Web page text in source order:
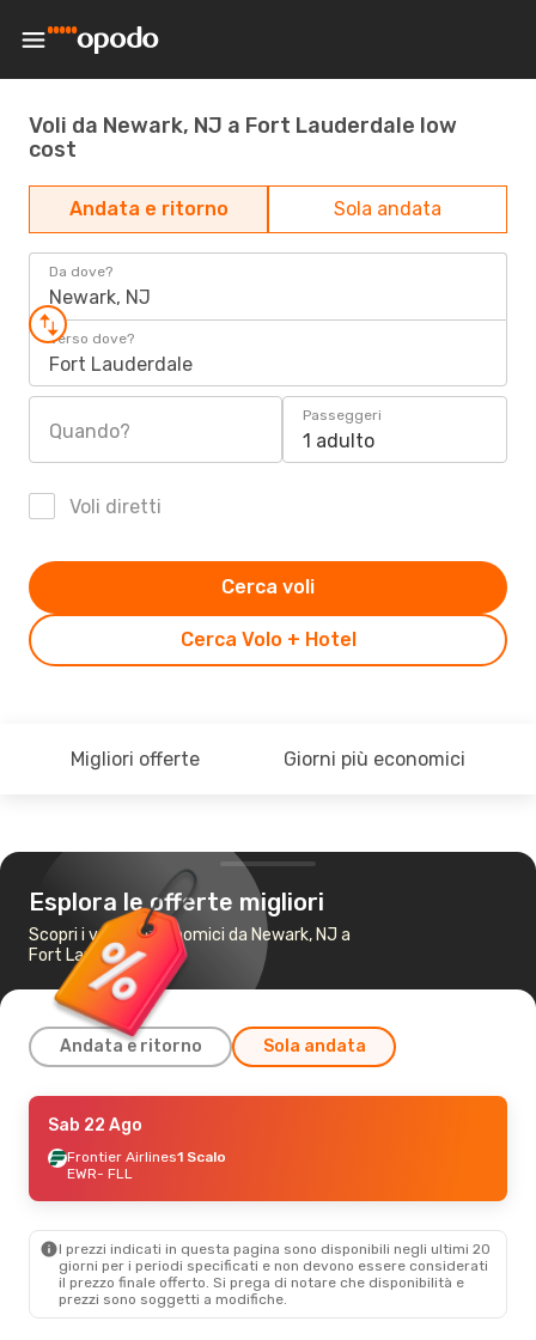
Voli da Newark, NJ a Fort Lauderdale low
cost
Andata e ritorno Sola andata
Da dove?
Newark, NJ
Verso dove?
Fort Lauderdale
Quando?
Passeggeri
1 adulto
Voli diretti
Cerca Volo + Hotel
Cerca voli
Migliori offerte Giorni più economici
Esplora le offerte migliori
Scopri i voli più economici da Newark, NJ a
Fort Lauderdale
Andata e ritorno Sola andata
Sab 5 Set- Mar 8 Set
Frontier Airlines1 Scalo
EWR- FLL
FLL- EWR
Sab 29 Ago- Lun 31 Ago
Frontier Airlines1 Scalo
Sab 22 Ago
Frontier Airlines1 Scalo
EWR- FLL
I prezzi indicati in questa pagina sono disponibili negli ultimi 20
giorni per i periodi specificati e non devono essere considerati
il ​​prezzo finale offerto. Si prega di notare che disponibilità e
prezzi sono soggetti a modifiche.